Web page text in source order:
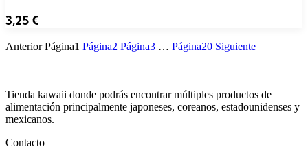
3,25€
Anterior Página1 Página2 Página3 … Página20 Siguiente
Tienda kawaii donde podrás encontrar múltiples productos de
alimentación principalmente japoneses, coreanos, estadounidenses y
mexicanos.
Contacto